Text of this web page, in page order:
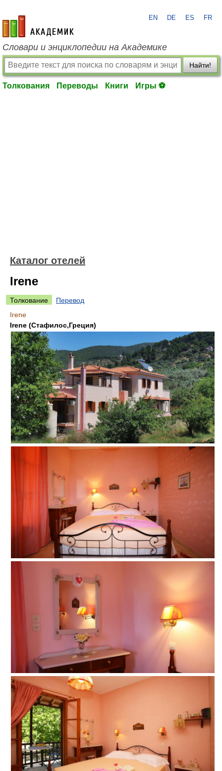
academic.ru
EN DE ES FR
Словари и энциклопедии на Академике
Найти!
Толкования Переводы Книги Игры ⚽
Каталог отелей
Irene
Толкование
Перевод
Irene
Irene (Стафилос,Греция)